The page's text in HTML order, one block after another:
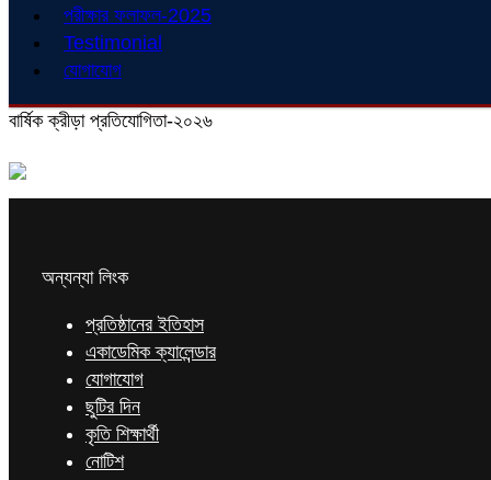
পরীক্ষার ফলাফল-2025
Testimonial
যোগাযোগ
বার্ষিক ক্রীড়া প্রতিযোগিতা-২০২৬
অন্যন্যা লিংক
প্রতিষ্ঠানের ইতিহাস
একাডেমিক ক্যালেন্ডার
যোগাযোগ
ছুটির দিন
কৃতি শিক্ষার্থী
নোটিশ